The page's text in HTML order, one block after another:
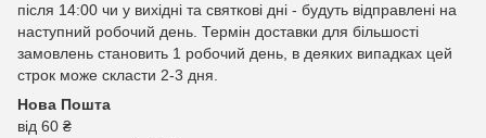
після 14:00 чи у вихідні та святкові дні - будуть відправлені на
наступний робочий день. Термін доставки для більшості
замовлень становить 1 робочий день, в деяких випадках цей
строк може скласти 2-3 дня.
Нова Пошта
від 60 ₴